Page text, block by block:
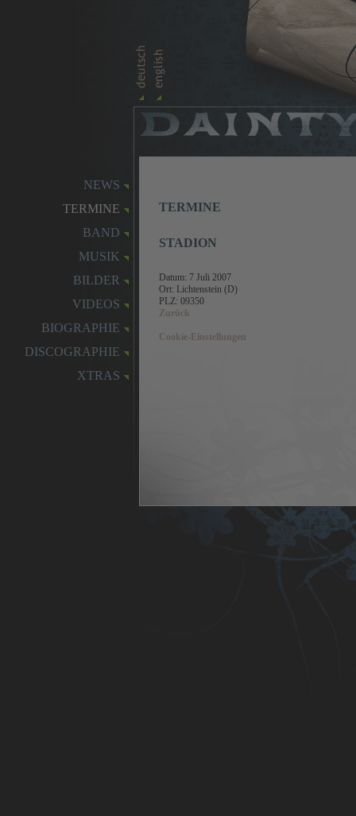
TERMINE
STADION
Datum: 7 Juli 2007
Ort: Lichtenstein (D)
PLZ: 09350
Zurück
Cookie-Einstellungen
NEWS
TERMINE
BAND
MUSIK
BILDER
VIDEOS
BIOGRAPHIE
DISCOGRAPHIE
XTRAS